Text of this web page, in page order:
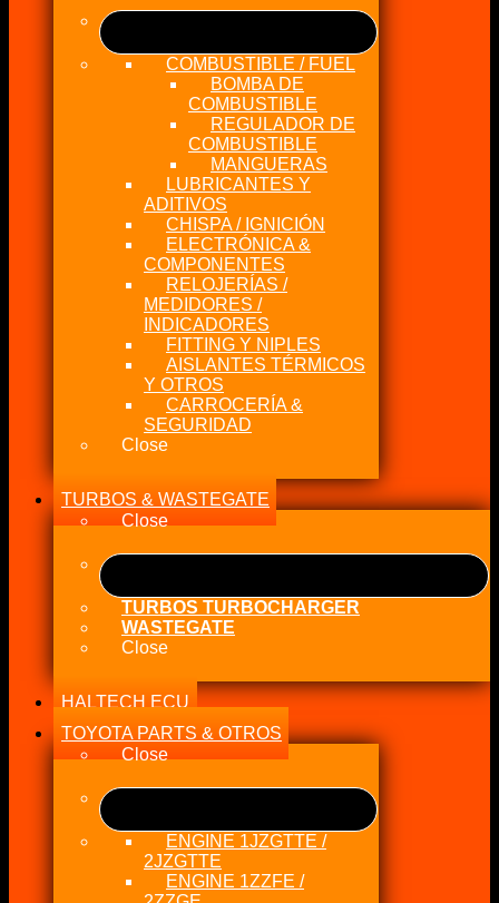
COMBUSTIBLE / FUEL
BOMBA DE
COMBUSTIBLE
REGULADOR DE
COMBUSTIBLE
MANGUERAS
LUBRICANTES Y
ADITIVOS
CHISPA / IGNICIÓN
ELECTRÓNICA &
COMPONENTES
RELOJERÍAS /
MEDIDORES /
INDICADORES
FITTING Y NIPLES
AISLANTES TÉRMICOS
Y OTROS
CARROCERÍA &
SEGURIDAD
Close
TURBOS & WASTEGATE
Close
TURBOS TURBOCHARGER
WASTEGATE
Close
HALTECH ECU
TOYOTA PARTS & OTROS
Close
ENGINE 1JZGTTE /
2JZGTTE
ENGINE 1ZZFE /